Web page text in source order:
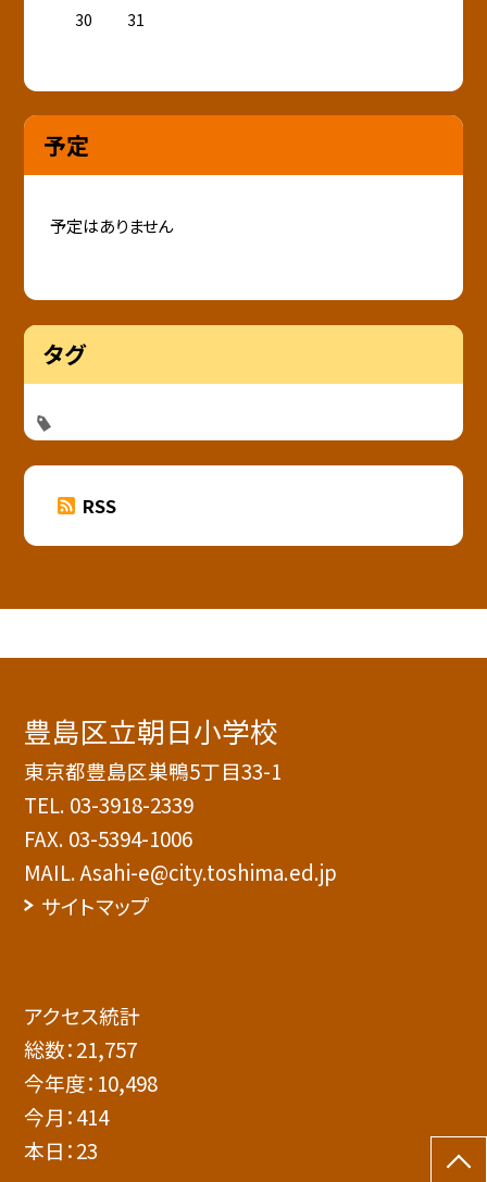
30
31
予定
予定はありません
タグ
RSS
豊島区立朝日小学校
東京都豊島区巣鴨5丁目33-1
TEL. 03-3918-2339
FAX. 03-5394-1006
MAIL. Asahi-e@city.toshima.ed.jp
サイトマップ
アクセス統計
総数：21,757
今年度： 10,498
今月：414
本日：23